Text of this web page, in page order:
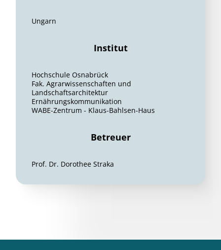
Ungarn
Institut
Hochschule Osnabrück
Fak. Agrarwissenschaften und
Landschaftsarchitektur
Ernährungskommunikation
WABE-Zentrum - Klaus-Bahlsen-Haus
Betreuer
Prof. Dr. Dorothee Straka